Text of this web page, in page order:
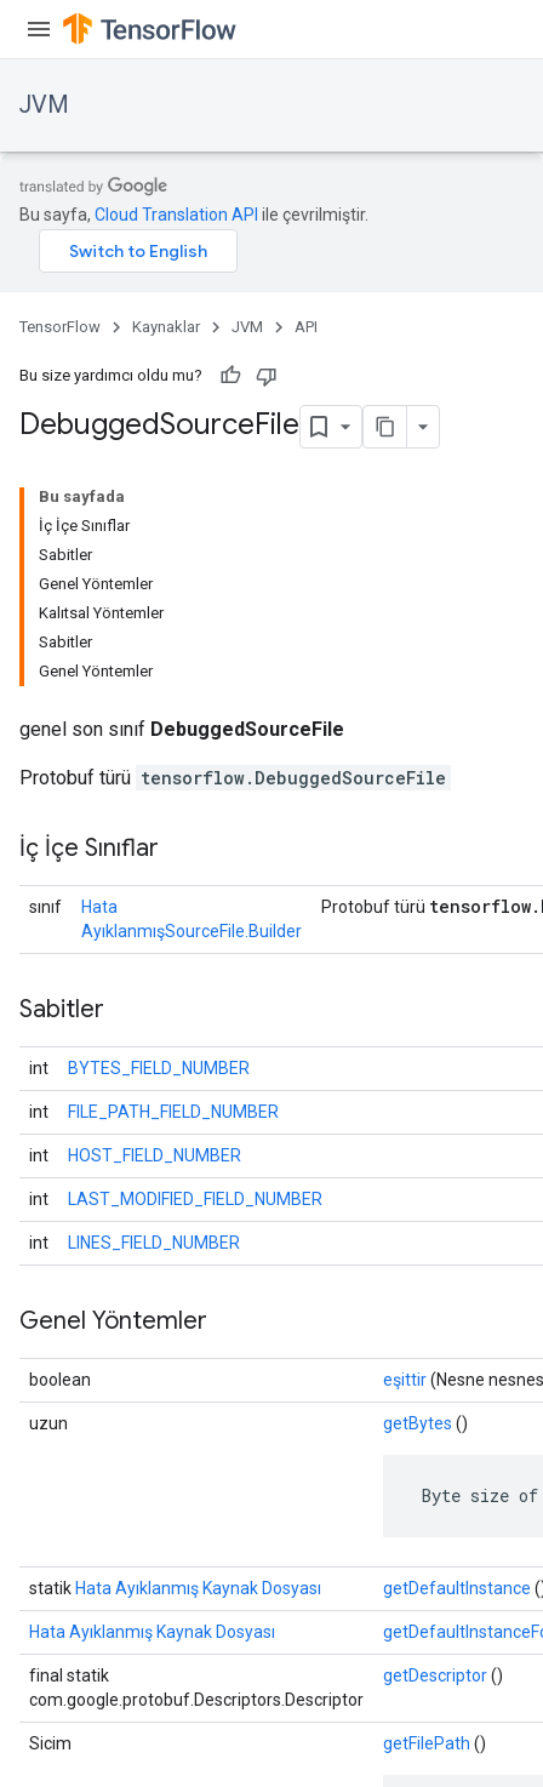
JVM
Bu sayfa, Cloud Translation API ile çevrilmiştir.
TensorFlow Kaynaklar JVM API
Bu size yardımcı oldu mu?
DebuggedSourceFile
Bu sayfada
İç İçe Sınıflar
Sabitler
Genel Yöntemler
Kalıtsal Yöntemler
Sabitler
Genel Yöntemler
genel son sınıf DebuggedSourceFile
Protobuf türü tensorflow.DebuggedSourceFile
İç İçe Sınıflar
sınıf
Hata
AyıklanmışSourceFile.Builder
Protobuf türü tensorflow.
Sabitler
int BYTES_FIELD_NUMBER
int FILE_PATH_FIELD_NUMBER
int HOST_FIELD_NUMBER
int LAST_MODIFIED_FIELD_NUMBER
int LINES_FIELD_NUMBER
Genel Yöntemler
boolean eşittir(Nesne
uzun getBytes ()
Byte size
statik Hata Ayıklanmış Kaynak Dosyası getDefaultInstance
Hata Ayıklanmış Kaynak Dosyası
final statik
com.google.protobuf.Descriptors.Descriptor
getDescriptor()
Sicim getFilePath ()